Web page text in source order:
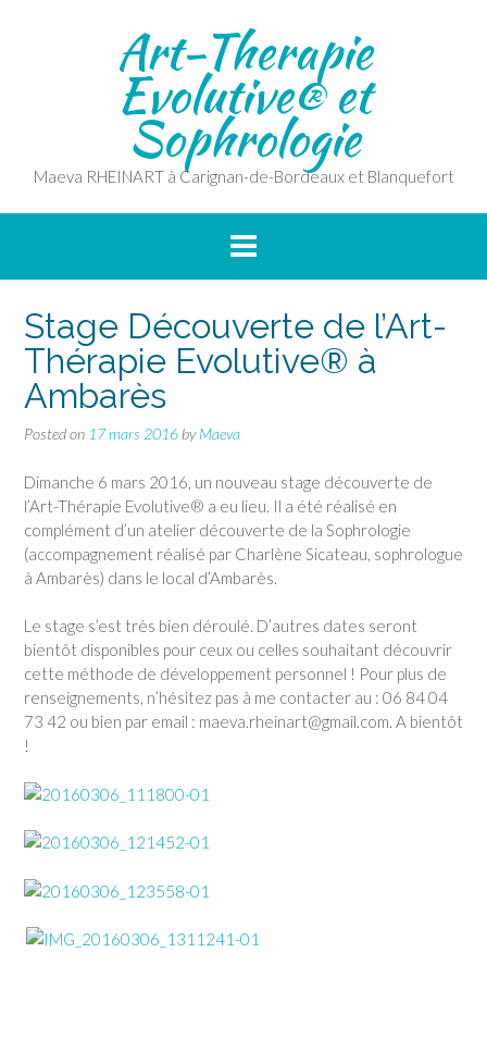
Art-Therapie
Evolutive® et
Sophrologie
Maeva RHEINART à Carignan-de-Bordeaux et Blanquefort
Stage Découverte de l’Art-
Thérapie Evolutive® à
Ambarès
Posted on 17 mars 2016 byMaeva
Dimanche 6 mars 2016, un nouveau stage découverte de
l’Art-Thérapie Evolutive® a eu lieu. Il a été réalisé en
complément d’un atelier découverte de la Sophrologie
(accompagnement réalisé par Charlène Sicateau, sophrologue
à Ambarès) dans le local d’Ambarès.
Le stage s’est très bien déroulé. D’autres dates seront
bientôt disponibles pour ceux ou celles souhaitant découvrir
cette méthode de développement personnel ! Pour plus de
renseignements, n’hésitez pas à me contacter au : 06 84 04
73 42 ou bien par email : maeva.rheinart@gmail.com. A bientôt
!